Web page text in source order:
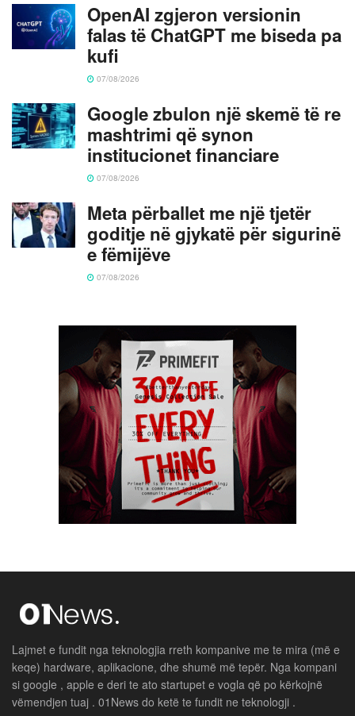
OpenAI zgjeron versionin
falas të ChatGPT me biseda pa
kufi
07/08/2026
Google zbulon një skemë të re
mashtrimi që synon
institucionet financiare
07/08/2026
Meta përballet me një tjetër
goditje në gjykatë për sigurinë
e fëmijëve
07/08/2026
Lajmet e fundit nga teknologjia rreth kompanive me te mira (më e
keqe) hardware, aplikacione, dhe shumë më tepër. Nga kompani
si google , apple e deri te ato startupet e vogla që po kërkojnë
vëmendjen tuaj . 01News do ketë te fundit ne teknologji .